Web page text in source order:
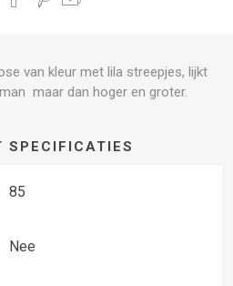
van kleur met lila streepjes, lijkt
maar dan hoger en groter.
SPECIFICATIES
85
Nee